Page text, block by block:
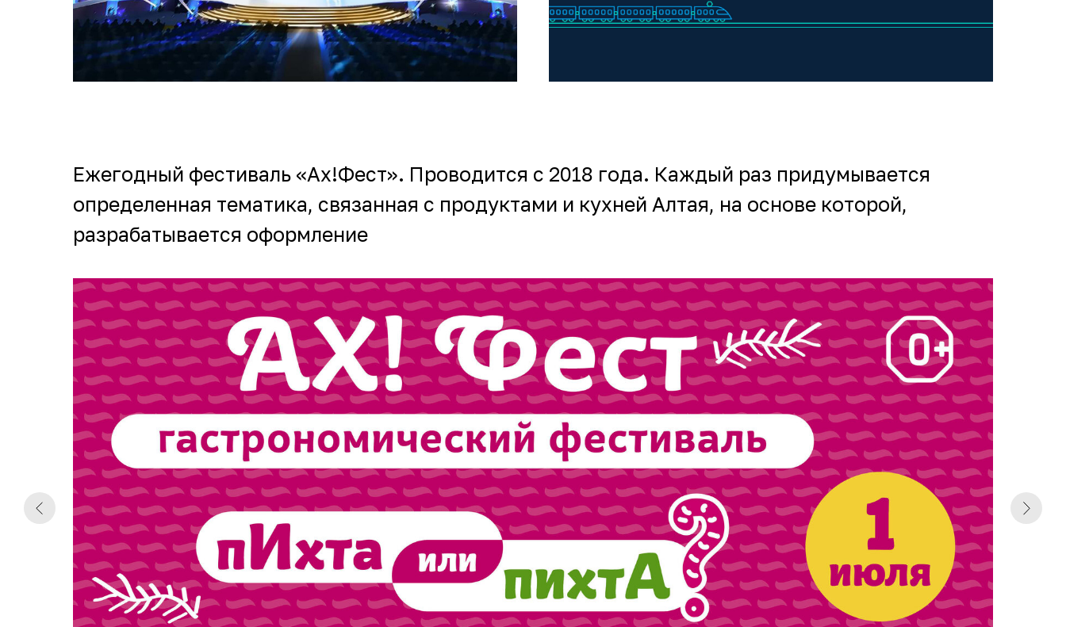
Презентации
Ежегодный фестиваль «Ах!Фест». Проводится с 2018 года. Каждый раз придумывается
определенная тематика, связанная с продуктами и кухней Алтая, на основе которой,
разрабатывается оформление